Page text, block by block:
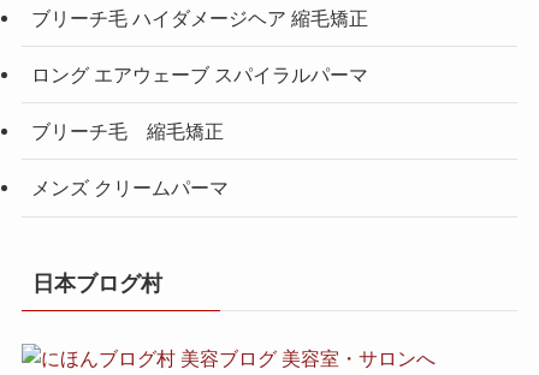
ブリーチ毛 ハイダメージヘア 縮毛矯正
ロング エアウェーブ スパイラルパーマ
ブリーチ毛 縮毛矯正
メンズ クリームパーマ
日本ブログ村